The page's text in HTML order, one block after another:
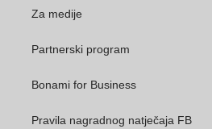
Za medije
Partnerski program
Bonami for Business
Pravila nagradnog natječaja FB